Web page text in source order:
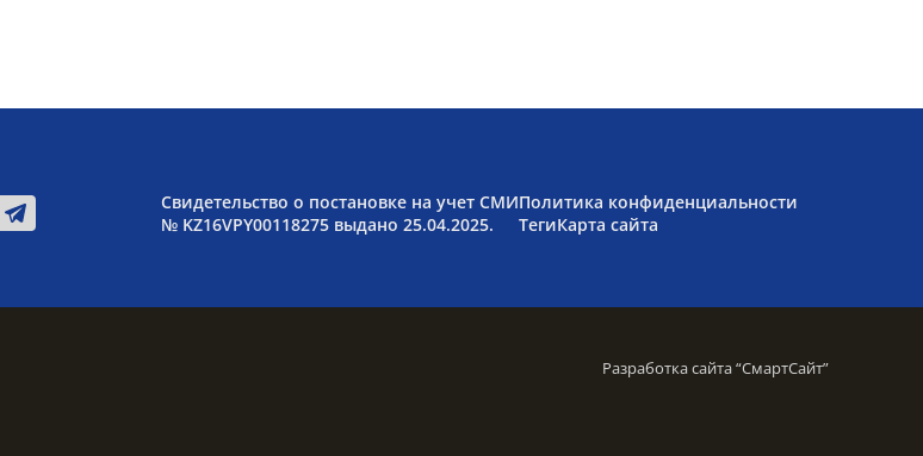
Свидетельство о постановке на учет СМИ
№ KZ16VPY00118275 выдано 25.04.2025.
Политика конфиденциальности
ТегиКарта сайта
Разработка сайта “СмартСайт”